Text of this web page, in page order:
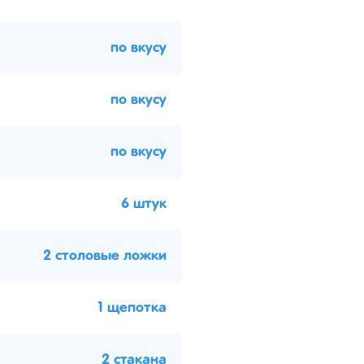
по вкусу
по вкусу
по вкусу
6 штук
2 столовые ложки
1 щепотка
2 стакана